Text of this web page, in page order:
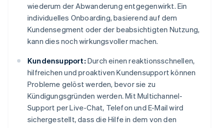
wiederum der Abwanderung entgegenwirkt. Ein
individuelles Onboarding, basierend auf dem
Kundensegment oder der beabsichtigten Nutzung,
kann dies noch wirkungsvoller machen.
Kundensupport: Durch einen reaktionsschnellen,
hilfreichen und proaktiven Kundensupport können
Probleme gelöst werden, bevor sie zu
Kündigungsgründen werden. Mit Multichannel-
Support per Live-Chat, Telefon und E-Mail wird
sichergestellt, dass die Hilfe in dem von den